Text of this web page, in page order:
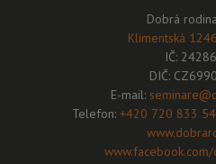
Dobrá
Klimentská
IČ:
DIČ:
E-mail:
Telefon: +420 720 833